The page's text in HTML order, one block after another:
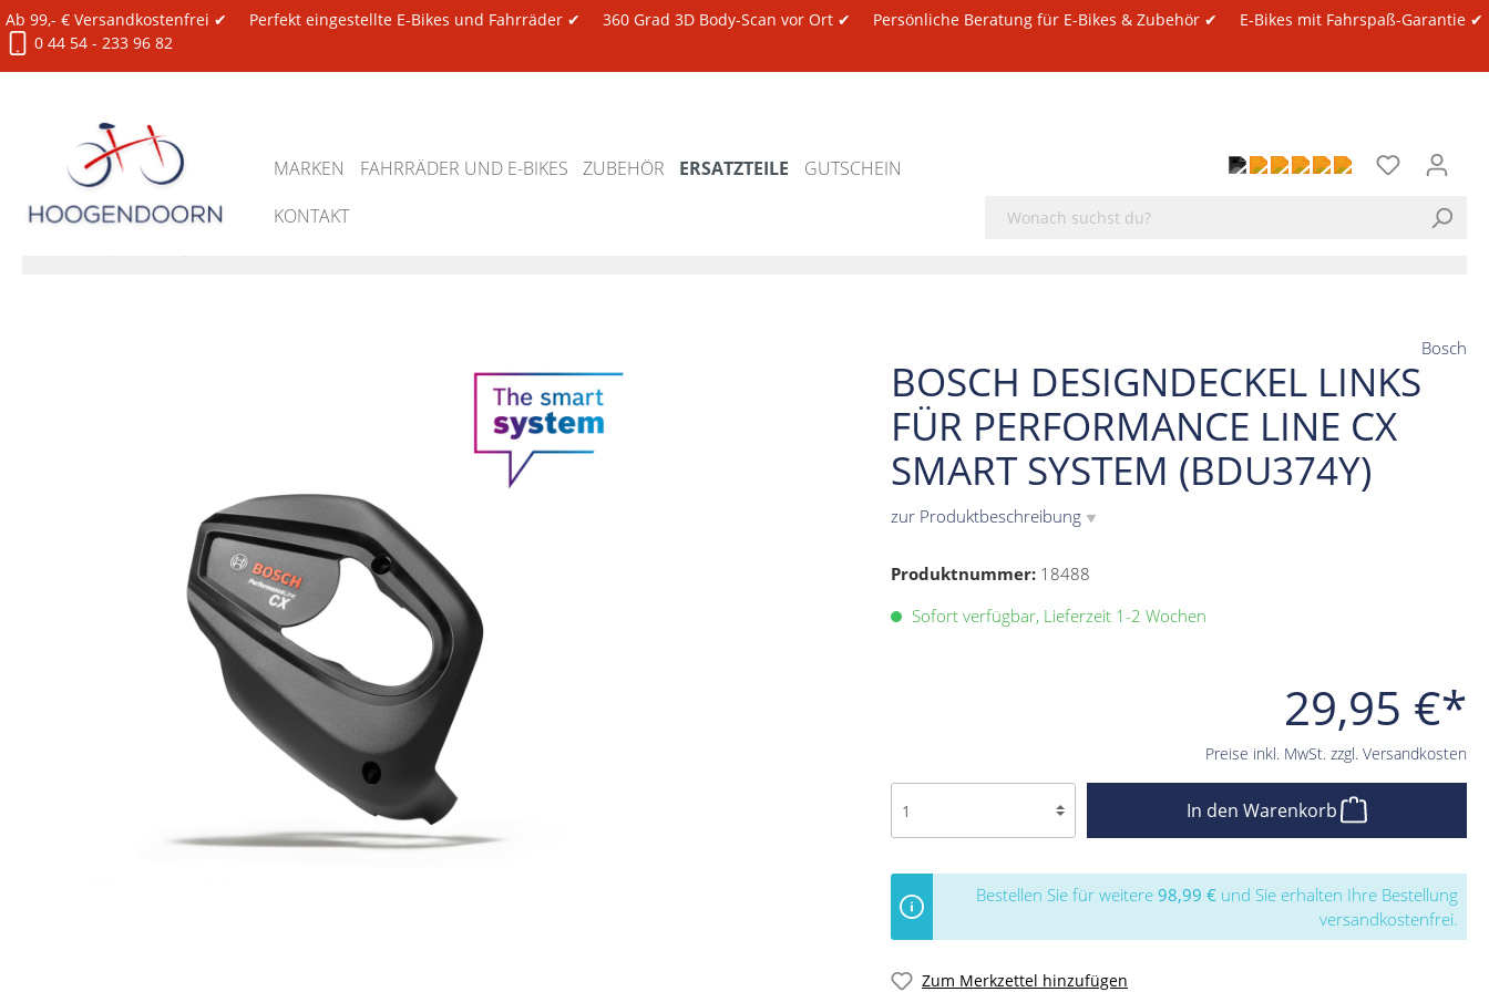
Ab 99,- € Versandkostenfrei ✔ Perfekt eingestellte E-Bikes und Fahrräder ✔ 360 Grad 3D Body-Scan vor Ort ✔ Persönliche Beratung für E-Bikes & Zubehör ✔
E-Bikes mit Fahrspaß-Garantie ✔
0 44 54 - 233 96 82
MARKEN FAHRRÄDER UND E-BIKES ZUBEHÖR ERSATZTEILE
GUTSCHEIN
KONTAKT
BOSCH DESIGNDECKEL LINKS
FÜR PERFORMANCE LINE CX
SMART SYSTEM (BDU374Y)
zur Produktbeschreibung ▼
Bosch
Produktnummer: 18488
29,95 €*
Preise inkl. MwSt. zzgl. Versandkosten
Sofort verfügbar, Lieferzeit 1-2 Wochen
In den Warenkorb
Bestellen Sie für weitere 98,99 € und Sie erhalten Ihre Bestellung
versandkostenfrei.
Zum Merkzettel hinzufügen